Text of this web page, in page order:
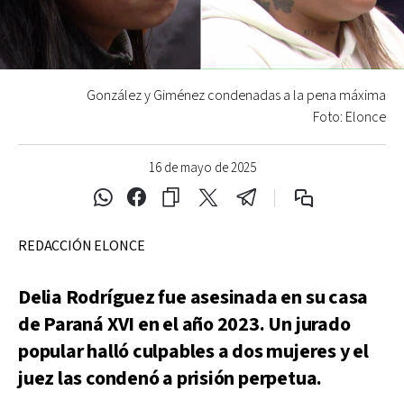
16 de mayo de 2025
González y Giménez condenadas a la pena máxima
Foto: Elonce
REDACCIÓN ELONCE
Delia Rodríguez fue asesinada en su casa
de Paraná XVI en el año 2023. Un jurado
popular halló culpables a dos mujeres y el
juez las condenó a prisión perpetua.